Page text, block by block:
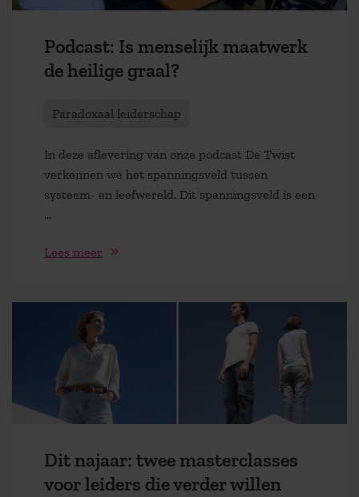
Podcast: Is menselijk maatwerk
de heilige graal?
Paradoxaal leiderschap
In deze aflevering van onze podcast De Twist
verkennen we het spanningsveld tussen
systeem- en leefwereld. Dit spanningsveld is een
...
Lees meer
Dit najaar: twee masterclasses
voor leiders die verder willen